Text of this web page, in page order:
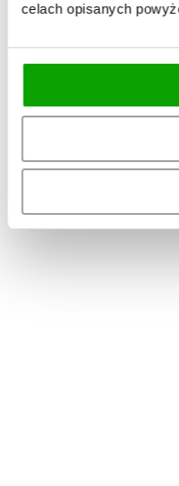
celach opisanych